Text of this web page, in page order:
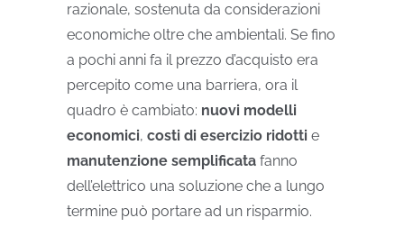
razionale, sostenuta da considerazioni
economiche oltre che ambientali. Se fino
a pochi anni fa il prezzo d’acquisto era
percepito come una barriera, ora il
quadro è cambiato: nuovi modelli
economici, costi di esercizio ridotti e
manutenzione semplificata fanno
dell’elettrico una soluzione che a lungo
termine può portare ad un risparmio.